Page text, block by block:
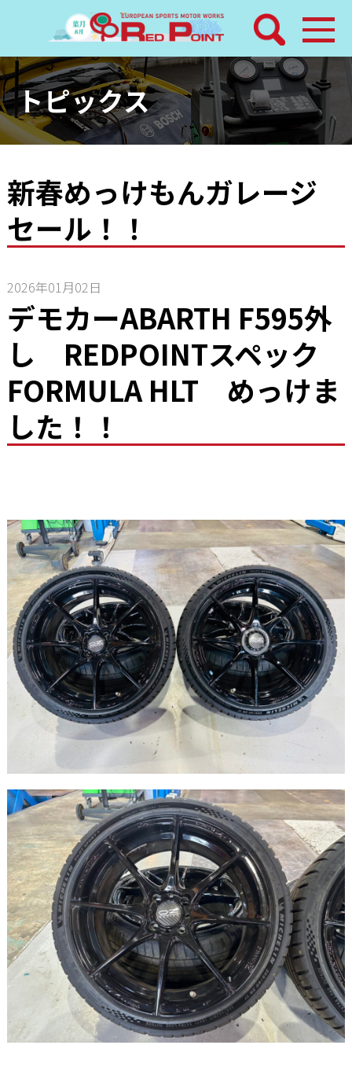
検索
ホーム
トピックス
レッドポイントパーツ
店舗案内
工場通信
お問い合わせ
トピックス
新春めっけもんガレージ
セール！！
2026年01月02日
デモカーABARTH F595外
し REDPOINTスペック
FORMULA HLT めっけま
した！！